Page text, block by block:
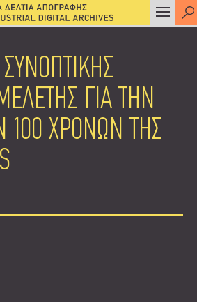
ΓΙΑ ΤΗΝ
100 ΧΡΟΝΩΝ ΤΗΣ